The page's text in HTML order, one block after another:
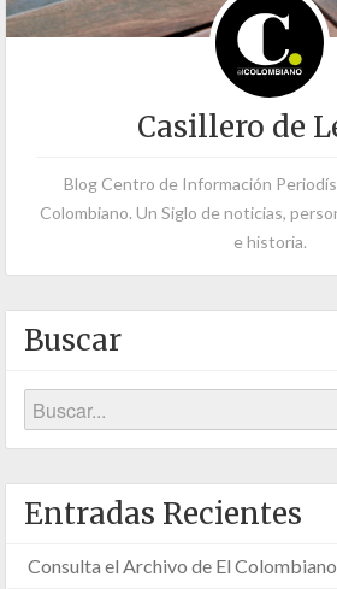
Casillero de
Blog Centro de Información
Colombiano. Un Siglo de noticias,
e historia.
Buscar
Entradas Recientes
Consulta el Archivo de El Colombiano